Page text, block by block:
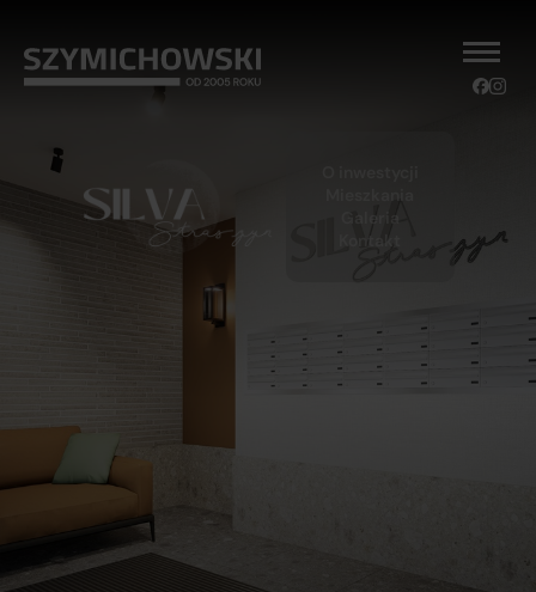
Galeria
Kontakt